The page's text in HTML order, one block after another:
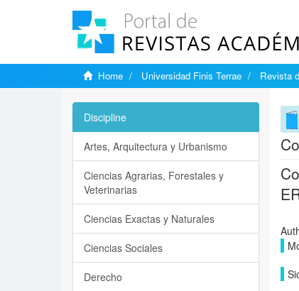
Home Universidad Finis Terrae Revista
Discipline
Artes, Arquitectura y Urbanismo
Ciencias Agrarias, Forestales y
Veterinarias
Ciencias Exactas y Naturales
Ciencias Sociales
Derecho